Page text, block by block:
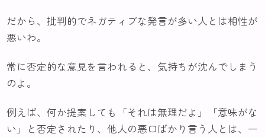
だから、批判的でネガティブな発言が多い人とは相性が
悪いわ。
常に否定的な意見を言われると、気持ちが沈んでしまう
のよ。
例えば、何か提案しても「それは無理だよ」「意味がな
い」と否定されたり、他人の悪口ばかり言う人とは、一